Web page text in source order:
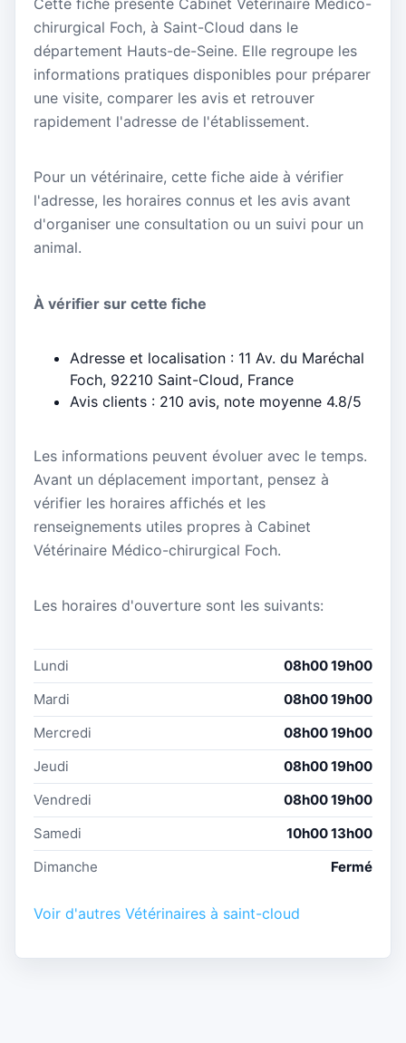
Cette fiche présente Cabinet Vétérinaire Médico-
chirurgical Foch, à Saint-Cloud dans le
département Hauts-de-Seine. Elle regroupe les
informations pratiques disponibles pour préparer
une visite, comparer les avis et retrouver
rapidement l'adresse de l'établissement.
Pour un vétérinaire, cette fiche aide à vérifier
l'adresse, les horaires connus et les avis avant
d'organiser une consultation ou un suivi pour un
animal.
À vérifier sur cette fiche
Adresse et localisation : 11 Av. du Maréchal
Foch, 92210 Saint-Cloud, France
Avis clients : 210 avis, note moyenne 4.8/5
Les informations peuvent évoluer avec le temps.
Avant un déplacement important, pensez à
vérifier les horaires affichés et les
renseignements utiles propres à Cabinet
Vétérinaire Médico-chirurgical Foch.
Les horaires d'ouverture sont les suivants:
Lundi
08h00 19h00
Mardi
08h00 19h00
Mercredi
08h00 19h00
Jeudi
08h00 19h00
Vendredi
08h00 19h00
Samedi
10h00 13h00
Dimanche
Fermé
Voir d'autres Vétérinaires à saint-cloud